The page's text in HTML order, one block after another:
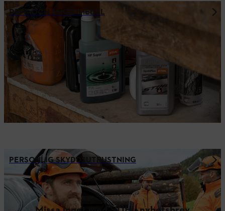
DRIV- OCH SMÖRJMEDEL
PERSONLIG SKYDDSUTRUSTNING